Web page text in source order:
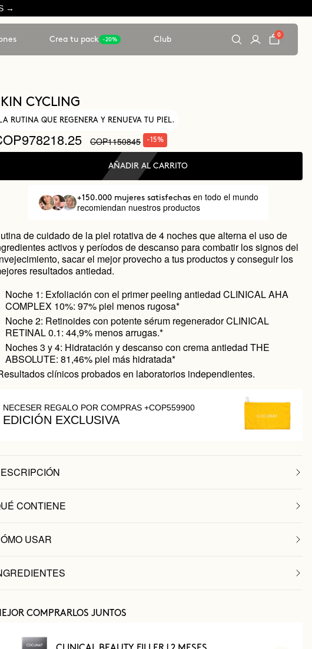
→
Crea tu pack -20% Club
0
CYCLING
LA RUTINA QUE REGENERA Y RENUEVA TU PIEL.
COP1150845 -15%
AÑADIR AL CARRITO
+150.000 mujeres satisfechas en todo el mundo
recomiendan nuestros productos
de cuidado de la piel rotativa de 4 noches que alterna el uso de
activos y períodos de descanso para combatir los signos del
sacar el mejor provecho a tus productos y conseguir los
resultados antiedad.
Noche 1: Exfoliación con el primer peeling antiedad CLINICAL AHA
COMPLEX 10%: 97% piel menos rugosa*
Noche 2: Retinoides con potente sérum regenerador CLINICAL
RETINAL 0.1: 44,9% menos arrugas.*
Noches 3 y 4: Hidratación y descanso con crema antiedad THE
ABSOLUTE: 81,46% piel más hidratada*
clínicos probados en laboratorios independientes.
NECESER REGALO POR COMPRAS +COP559900
EDICIÓN EXCLUSIVA
CONTIENE
USAR
COMPRARLOS JUNTOS